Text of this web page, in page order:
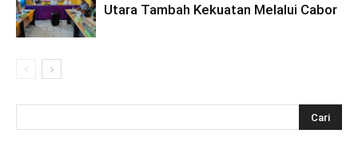
Utara Tambah Kekuatan Melalui Cabor